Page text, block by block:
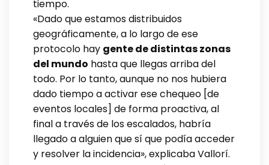
tiempo.
«Dado que estamos distribuidos
geográficamente, a lo largo de ese
protocolo hay gente de distintas zonas
del mundo hasta que llegas arriba del
todo. Por lo tanto, aunque no nos hubiera
dado tiempo a activar ese chequeo [de
eventos locales] de forma proactiva, al
final a través de los escalados, habría
llegado a alguien que sí que podía acceder
y resolver la incidencia», explicaba Vallorí.